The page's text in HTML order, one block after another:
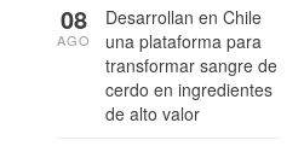
Desarrollan en Chile
una plataforma para
transformar sangre de
cerdo en ingredientes
de alto valor
08
AGO